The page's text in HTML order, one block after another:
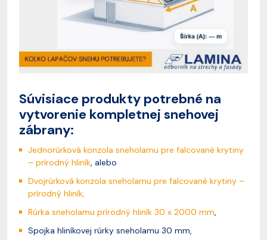
Súvisiace produkty potrebné na
vytvorenie kompletnej snehovej
zábrany:
Jednorúrková konzola sneholamu pre falcované krytiny
– prírodný hliník, alebo
Dvojrúrková konzola sneholamu pre falcované krytiny –
prírodný hliník,
Rúrka sneholamu prírodný hliník 30 x 2000 mm,
Spojka hliníkovej rúrky sneholamu 30 mm,